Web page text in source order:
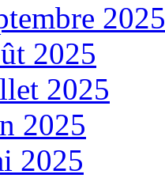
2025
2025
2025
2025
2025